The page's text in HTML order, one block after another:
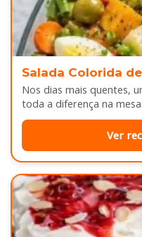
Salada Colorida
Nos dias mais quentes,
toda a diferença na
legumes cozidos…
Ver